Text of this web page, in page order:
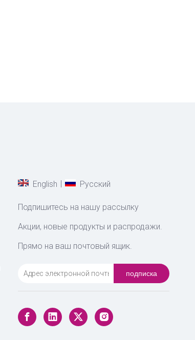
English Pусский
Подпишитесь на нашу рассылку
Акции, новые продукты и распродажи.
Прямо на ваш почтовый ящик.
подписка